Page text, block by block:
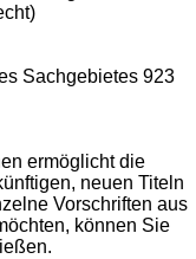
Sachgebietes 923
ermöglicht die
neuen Titeln
Vorschriften aus
können Sie